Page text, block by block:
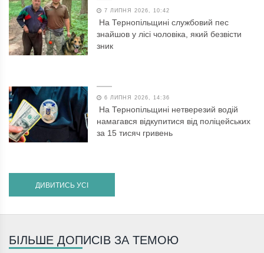
7 ЛИПНЯ 2026, 10:42
На Тернопільщині службовий пес
знайшов у лісі чоловіка, який безвісти
зник
6 ЛИПНЯ 2026, 14:36
На Тернопільщині нетверезий водій
намагався відкупитися від поліцейських
за 15 тисяч гривень
ДИВИТИСЬ УСІ
БІЛЬШЕ ДОПИСІВ ЗА ТЕМОЮ